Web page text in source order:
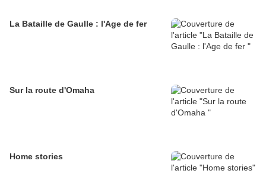
La Bataille de Gaulle : l'Age de fer
Sur la route d'Omaha
Home stories